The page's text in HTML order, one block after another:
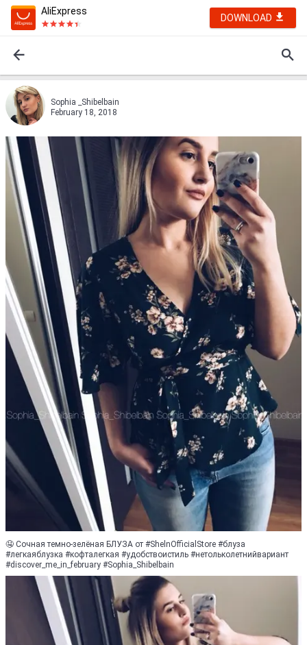
AliExpress
DOWNLOAD
Sophia _Shibelbain
February 18, 2018
🤤 Сочная темно-зелёная БЛУЗА от #ShelnOfficialStore #блуза
#легкаяблузка #кофталегкая #удобствоистиль #нетольколетнийвариант
#discover_me_in_february #Sophia_Shibelbain